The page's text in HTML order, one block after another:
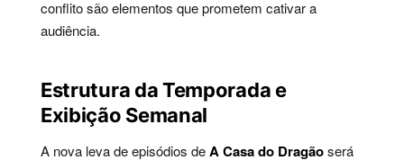
conflito são elementos que prometem cativar a
audiência.
Estrutura da Temporada e
Exibição Semanal
A nova leva de episódios deA Casa do Dragãoserá